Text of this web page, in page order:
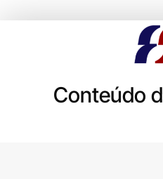
Conteúdo